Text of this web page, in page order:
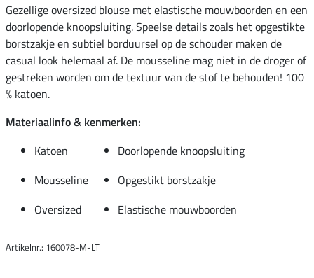
Gezellige oversized blouse met elastische mouwboorden en een
doorlopende knoopsluiting. Speelse details zoals het opgestikte
borstzakje en subtiel borduursel op de schouder maken de
casual look helemaal af. De mousseline mag niet in de droger of
gestreken worden om de textuur van de stof te behouden! 100
% katoen.
Materiaalinfo & kenmerken:
Katoen
Doorlopende knoopsluiting
Mousseline
Opgestikt borstzakje
Oversized
Elastische mouwboorden
Artikelnr.: 160078-M-LT